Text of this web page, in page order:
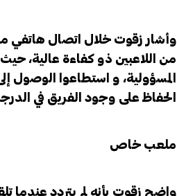
وأشار زقوت خلال اتصال هاتفي
من اللاعبين ذو كفاءة عالية،
المسؤولية، و استطاعوا الوصول
الحفاظ على وجود الفريق في
ملعب خاص
واضح زقوت بأنه لم يتردد عندما